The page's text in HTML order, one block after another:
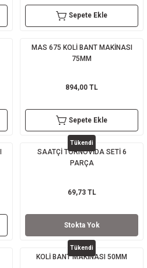
Sepete Ekle
MAS 675 KOLİ BANT MAKİNASI
75MM
894,00 TL
Sepete Ekle
Tükendi
SAATÇİ TORNOVİDA SETİ 6
PARÇA
69,73 TL
Stokta Yok
Tükendi
KOLİ BANT MAKİNASI 50MM